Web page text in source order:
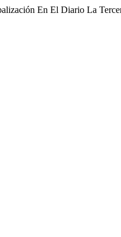
En El Diario La